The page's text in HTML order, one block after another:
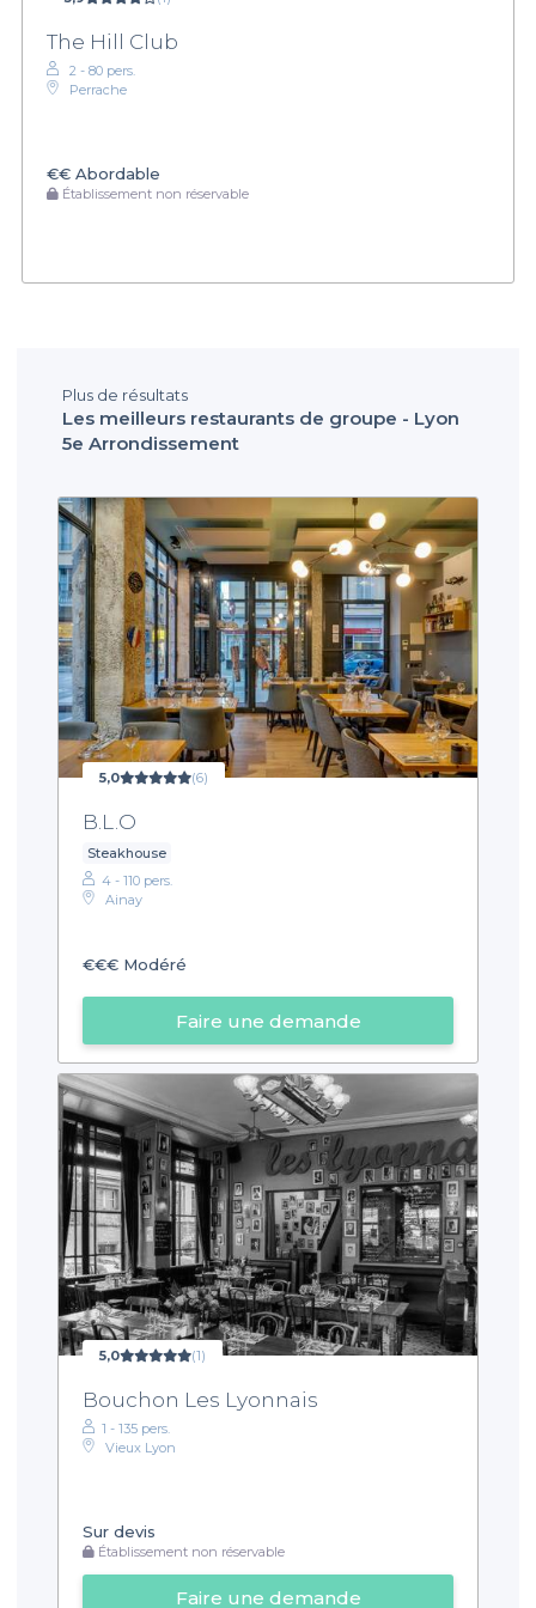
The Hill Club
2 - 80 pers.
Perrache
€€ Abordable
Établissement non réservable
Plus de résultats
Les meilleurs restaurants de groupe - Lyon
5e Arrondissement
5,0 (6)
B.L.O
Steakhouse
4 - 110 pers.
Ainay
€€€ Modéré
Faire une demande
5,0 (1)
Bouchon Les Lyonnais
1 - 135 pers.
Vieux Lyon
Sur devis
Établissement non réservable
Faire une demande